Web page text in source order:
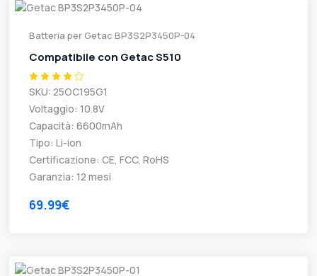
Batteria per Getac BP3S2P3450P-04
Compatibile con Getac S510
SKU: 25OC195G1
Voltaggio: 10.8V
Capacità: 6600mAh
Tipo: Li-ion
Certificazione: CE, FCC, RoHS
Garanzia: 12 mesi
69.99€